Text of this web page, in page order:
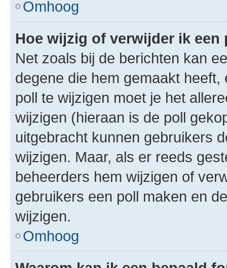
Omhoog
Hoe wijzig of verwijder ik een
Net zoals bij de berichten kan
degene die hem gemaakt
poll te wijzigen moet je het
wijzigen (hieraan is de poll
uitgebracht kunnen gebruikers
wijzigen. Maar, als er reeds
beheerders hem wijzigen of
gebruikers een poll maken en
wijzigen.
Omhoog